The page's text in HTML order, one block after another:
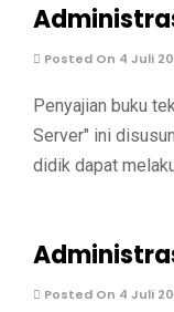
Posted On 4 Juli
Penyajian buku
Server″ ini
didik dapat
Posted On 4 Juli